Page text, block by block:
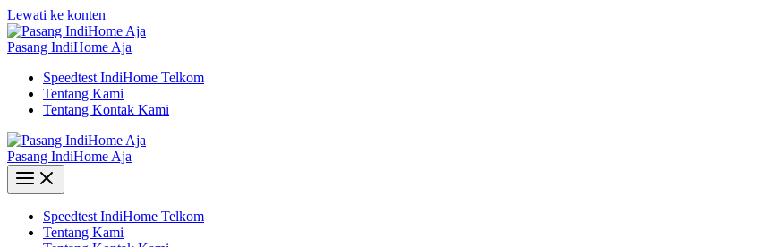
Lewati ke konten
Pasang IndiHome Aja
Speedtest IndiHome Telkom
Tentang Kami
Tentang Kontak Kami
Pasang IndiHome Aja
Speedtest IndiHome Telkom
Tentang Kami